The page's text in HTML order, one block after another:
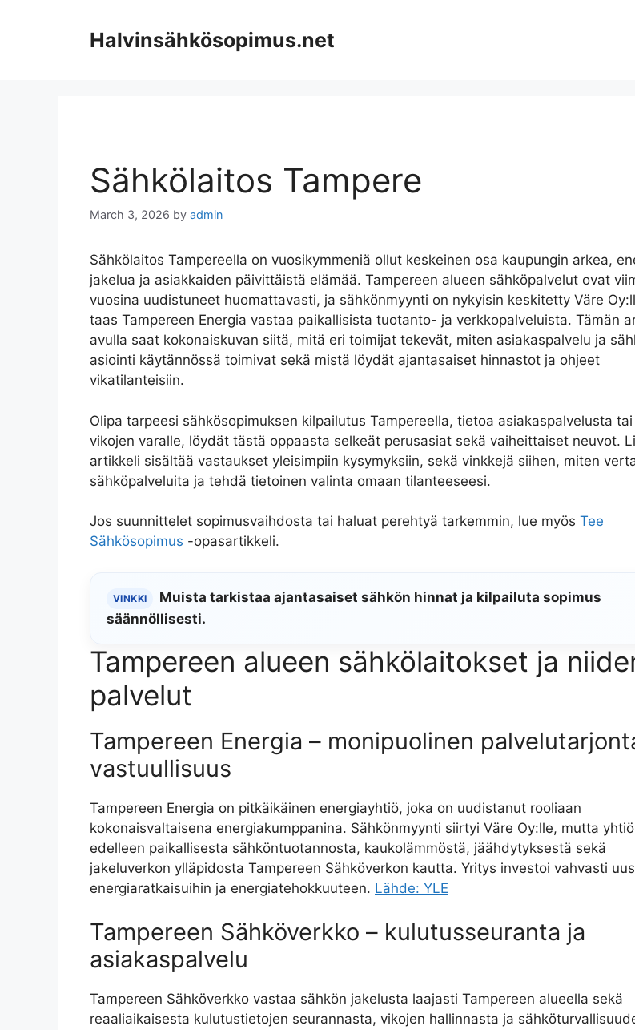
Halvinsähkösopimus.net
Sähkölaitos Tampere
March 3, 2026 by admin
Sähkölaitos Tampereella on vuosikymmeniä ollut keskeinen osa kaupungin arkea,
jakelua ja asiakkaiden päivittäistä elämää. Tampereen alueen sähköpalvelut ovat
vuosina uudistuneet huomattavasti, ja sähkönmyynti on nykyisin keskitetty Väre
taas Tampereen Energia vastaa paikallisista tuotanto- ja verkkopalveluista. Tämän
avulla saat kokonaiskuvan siitä, mitä eri toimijat tekevät, miten asiakaspalvelu ja
asiointi käytännössä toimivat sekä mistä löydät ajantasaiset hinnastot ja ohjeet
vikatilanteisiin.
Olipa tarpeesi sähkösopimuksen kilpailutus Tampereella, tietoa asiakaspalvelusta
vikojen varalle, löydät tästä oppaasta selkeät perusasiat sekä vaiheittaiset neuvot.
artikkeli sisältää vastaukset yleisimpiin kysymyksiin, sekä vinkkejä siihen, miten
sähköpalveluita ja tehdä tietoinen valinta omaan tilanteeseesi.
Jos suunnittelet sopimusvaihdosta tai haluat perehtyä tarkemmin, lue myös Tee
Sähkösopimus -opasartikkeli.
VINKKI
Muista tarkistaa ajantasaiset sähkön hinnat ja kilpailuta sopimus
säännöllisesti.
Tampereen alueen sähkölaitokset ja
palvelut
Tampereen Energia – monipuolinen
vastuullisuus
Tampereen Energia on pitkäikäinen energiayhtiö, joka on uudistanut rooliaan
kokonaisvaltaisena energiakumppanina. Sähkönmyynti siirtyi Väre Oy:lle, mutta
edelleen paikallisesta sähköntuotannosta, kaukolämmöstä, jäähdytyksestä sekä
jakeluverkon ylläpidosta Tampereen Sähköverkon kautta. Yritys investoi vahvasti
energiaratkaisuihin ja energiatehokkuuteen. Lähde: YLE
Tampereen Sähköverkko – kulutusseuranta ja
asiakaspalvelu
Tampereen Sähköverkko vastaa sähkön jakelusta laajasti Tampereen alueella sekä
reaaliaikaisesta kulutustietojen seurannasta, vikojen hallinnasta ja